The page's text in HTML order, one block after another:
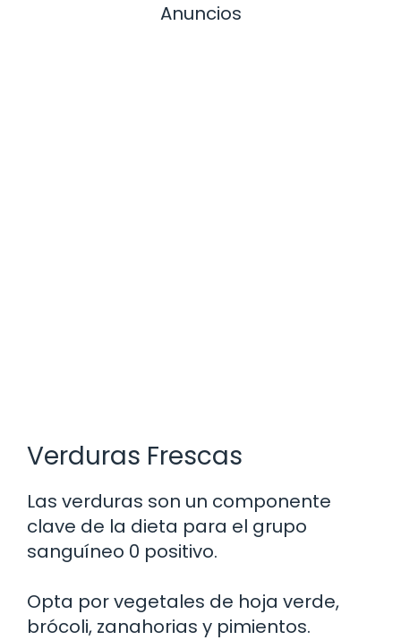
Anuncios
Verduras Frescas
Las verduras son un componente
clave de la dieta para el grupo
sanguíneo 0 positivo.
Opta por vegetales de hoja verde,
brócoli, zanahorias y pimientos.